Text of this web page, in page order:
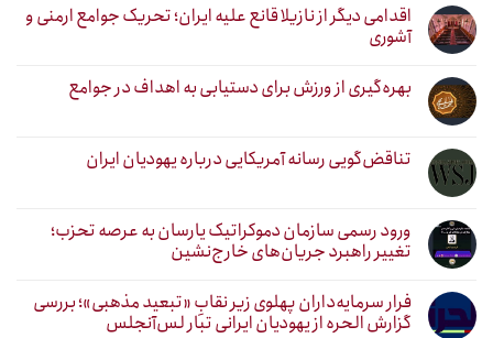
اقدامی دیگر از نازیلا قانع علیه ایران؛ تحریک جوامع ارمنی و
آشوری
بهره‌گیری از ورزش برای دستیابی به اهداف در جوامع
تناقض‌گویی رسانه آمریکایی درباره یهودیان ایران
ورود رسمی سازمان دموکراتیک یارسان به عرصه تحزب؛
تغییر راهبرد جریان‌های خارج‌نشین
فرار سرمایه‌داران پهلوی زیر نقابِ «تبعید مذهبی»؛ بررسی
گزارش الحره از یهودیان ایرانی تبار لس‌آنجلس